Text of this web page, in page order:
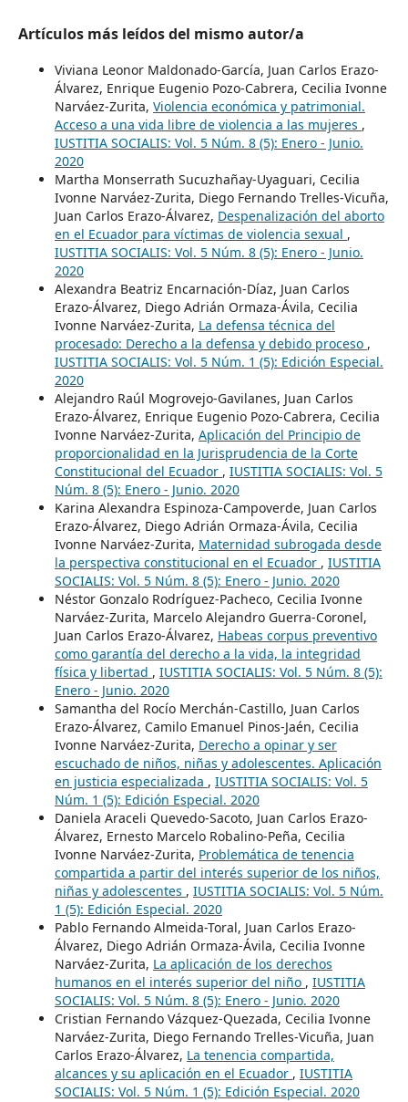
Artículos más leídos del mismo autor/a
Viviana Leonor Maldonado-García, Juan Carlos Erazo-
Álvarez, Enrique Eugenio Pozo-Cabrera, Cecilia Ivonne
Narváez-Zurita, Violencia económica y patrimonial.
Acceso a una vida libre de violencia a las mujeres ,
IUSTITIA SOCIALIS: Vol. 5 Núm. 8 (5): Enero - Junio.
2020
Martha Monserrath Sucuzhañay-Uyaguari, Cecilia
Ivonne Narváez-Zurita, Diego Fernando Trelles-Vicuña,
Juan Carlos Erazo-Álvarez, Despenalización del aborto
en el Ecuador para víctimas de violencia sexual ,
IUSTITIA SOCIALIS: Vol. 5 Núm. 8 (5): Enero - Junio.
2020
Alexandra Beatriz Encarnación-Díaz, Juan Carlos
Erazo-Álvarez, Diego Adrián Ormaza-Ávila, Cecilia
Ivonne Narváez-Zurita, La defensa técnica del
procesado: Derecho a la defensa y debido proceso ,
IUSTITIA SOCIALIS: Vol. 5 Núm. 1 (5): Edición Especial.
2020
Alejandro Raúl Mogrovejo-Gavilanes, Juan Carlos
Erazo-Álvarez, Enrique Eugenio Pozo-Cabrera, Cecilia
Ivonne Narváez-Zurita, Aplicación del Principio de
proporcionalidad en la Jurisprudencia de la Corte
Constitucional del Ecuador , IUSTITIA SOCIALIS: Vol. 5
Núm. 8 (5): Enero - Junio. 2020
Karina Alexandra Espinoza-Campoverde, Juan Carlos
Erazo-Álvarez, Diego Adrián Ormaza-Ávila, Cecilia
Ivonne Narváez-Zurita, Maternidad subrogada desde
la perspectiva constitucional en el Ecuador , IUSTITIA
SOCIALIS: Vol. 5 Núm. 8 (5): Enero - Junio. 2020
Néstor Gonzalo Rodríguez-Pacheco, Cecilia Ivonne
Narváez-Zurita, Marcelo Alejandro Guerra-Coronel,
Juan Carlos Erazo-Álvarez, Habeas corpus preventivo
como garantía del derecho a la vida, la integridad
física y libertad , IUSTITIA SOCIALIS: Vol. 5 Núm. 8 (5):
Enero - Junio. 2020
Samantha del Rocío Merchán-Castillo, Juan Carlos
Erazo-Álvarez, Camilo Emanuel Pinos-Jaén, Cecilia
Ivonne Narváez-Zurita, Derecho a opinar y ser
escuchado de niños, niñas y adolescentes. Aplicación
en justicia especializada , IUSTITIA SOCIALIS: Vol. 5
Núm. 1 (5): Edición Especial. 2020
Daniela Araceli Quevedo-Sacoto, Juan Carlos Erazo-
Álvarez, Ernesto Marcelo Robalino-Peña, Cecilia
Ivonne Narváez-Zurita, Problemática de tenencia
compartida a partir del interés superior de los niños,
niñas y adolescentes , IUSTITIA SOCIALIS: Vol. 5 Núm.
1 (5): Edición Especial. 2020
Pablo Fernando Almeida-Toral, Juan Carlos Erazo-
Álvarez, Diego Adrián Ormaza-Ávila, Cecilia Ivonne
Narváez-Zurita, La aplicación de los derechos
humanos en el interés superior del niño , IUSTITIA
SOCIALIS: Vol. 5 Núm. 8 (5): Enero - Junio. 2020
Cristian Fernando Vázquez-Quezada, Cecilia Ivonne
Narváez-Zurita, Diego Fernando Trelles-Vicuña, Juan
Carlos Erazo-Álvarez, La tenencia compartida,
alcances y su aplicación en el Ecuador , IUSTITIA
SOCIALIS: Vol. 5 Núm. 1 (5): Edición Especial. 2020